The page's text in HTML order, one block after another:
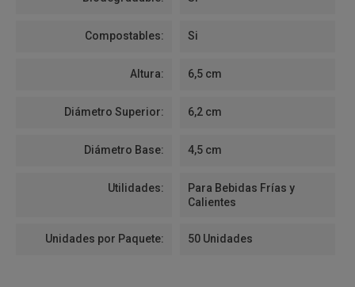
Compostables: Si
Altura: 6,5 cm
Diámetro Superior: 6,2 cm
Diámetro Base: 4,5 cm
Utilidades:
Para Bebidas Frías y
Calientes
Unidades por Paquete: 50 Unidades